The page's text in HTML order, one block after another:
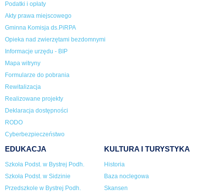
Podatki i opłaty
Akty prawa miejscowego
Gminna Komisja ds.PiRPA
Opieka nad zwierzętami bezdomnymi
Informacje urzędu - BIP
Mapa witryny
Formularze do pobrania
Rewitalizacja
Realizowane projekty
Deklaracja dostępności
RODO
Cyberbezpieczeństwo
EDUKACJA
Szkoła Podst. w Bystrej Podh.
Szkoła Podst. w Sidzinie
Przedszkole w Bystrej Podh.
KULTURA I TURYSTYKA
Historia
Baza noclegowa
Skansen